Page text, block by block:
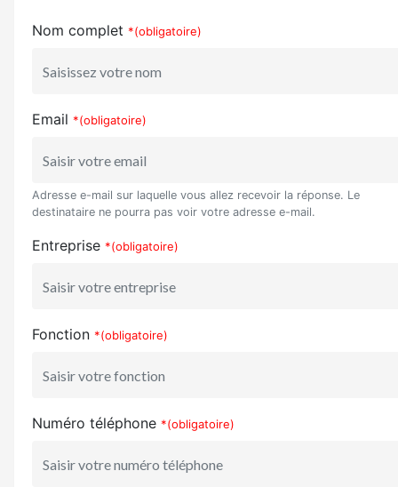
Nom complet *(obligatoire)
Email *(obligatoire)
Adresse e-mail sur laquelle vous allez recevoir la réponse. Le
destinataire ne pourra pas voir votre adresse e-mail.
Entreprise *(obligatoire)
Fonction *(obligatoire)
Numéro téléphone *(obligatoire)